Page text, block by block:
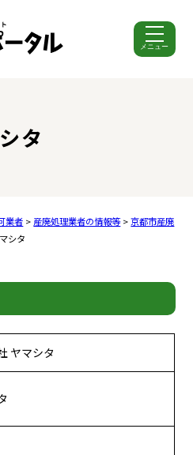
メニュー
タ
業者 > 産廃処理業者の情報等>京都市産廃
シタ
ヤマシタ